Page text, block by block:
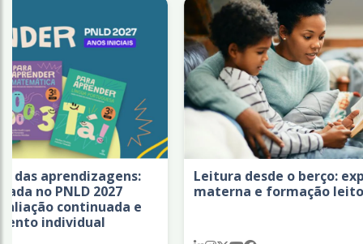
2027
e
Leitura desde o berço: experiência
materna e formação leitora